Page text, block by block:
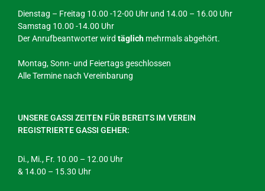
Dienstag – Freitag 10.00 -12-00 Uhr und 14.00 – 16.00 Uhr
Samstag 10.00 -14.00 Uhr
Der Anrufbeantworter wird täglich mehrmals abgehört.
Montag, Sonn- und Feiertags geschlossen
Alle Termine nach Vereinbarung
UNSERE GASSI ZEITEN FÜR BEREITS IM VEREIN
REGISTRIERTE GASSI GEHER:
Di., Mi., Fr. 10.00 – 12.00 Uhr
& 14.00 – 15.30 Uhr